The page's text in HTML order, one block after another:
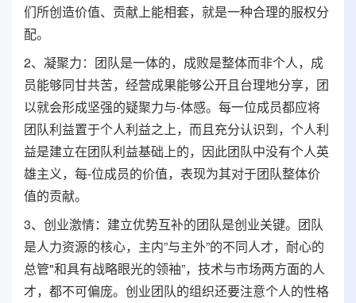
们所创造价值、贡献上能相套，就是一种合理的服权分
配。
2、凝聚力：团队是一体的，成败是整体而非个人，成
员能够同甘共苦，经营成果能够公开且台理地分享，团
以就会形成坚强的疑聚力与-体感。每一位成员都应将
团队利益置于个人利益之上，而且充分认识到，个人利
益是建立在团队利益基础上的，因此团队中没有个人英
雄主义，每-位成员的价值，表现为其对于团队整体价
值的贡献。
3、创业激情：建立优势互补的团队是创业关键。团队
是人力资源的核心，主内”与主外”的不同人才，耐心的
总管"和具有战略眼光的领袖”，技术与市场两方面的人
才，都不可偏庞。创业团队的组织还要注意个人的性格